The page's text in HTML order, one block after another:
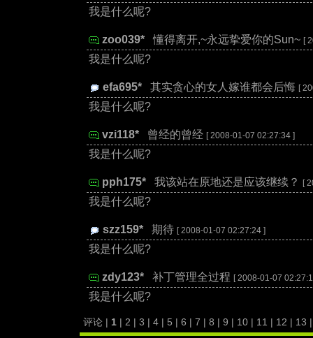
我是什么呢?
zoo039*:懂得离开,~永远挚爱你的Sun~ [
我是什么呢?
efa695*: 其实贪心的女人嫁谁都会后悔 [
我是什么呢?
vzi118*: 曾经的曾经 [ 2008-01-07 02:27:34 ]
我是什么呢?
pph175*: 我该站在原地还是应该继续？ [
我是什么呢?
szz159*: 期待 [ 2008-01-07 02:27:24 ]
我是什么呢?
zdy123*: 补丁管理全过程 [ 2008-01-07
我是什么呢?
评论 | 1| 2 | 3 | 4 | 5 | 6 | 7 | 8 | 9 | 10 | 11 | 12 | 13